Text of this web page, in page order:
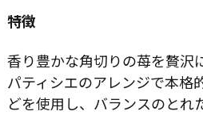
特徴
香り豊かな角切りの苺を贅沢
パティシエのアレンジで本格
どを使用し、バランスのとれ